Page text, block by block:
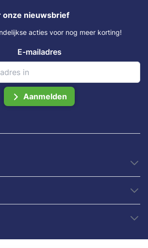
onze nieuwsbrief
acties voor nog meer korting!
E-mailadres
Aanmelden